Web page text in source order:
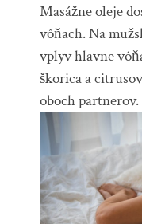
Masážne oleje
vôňach. Na
vplyv hlavne
škorica a
oboch partnerov.